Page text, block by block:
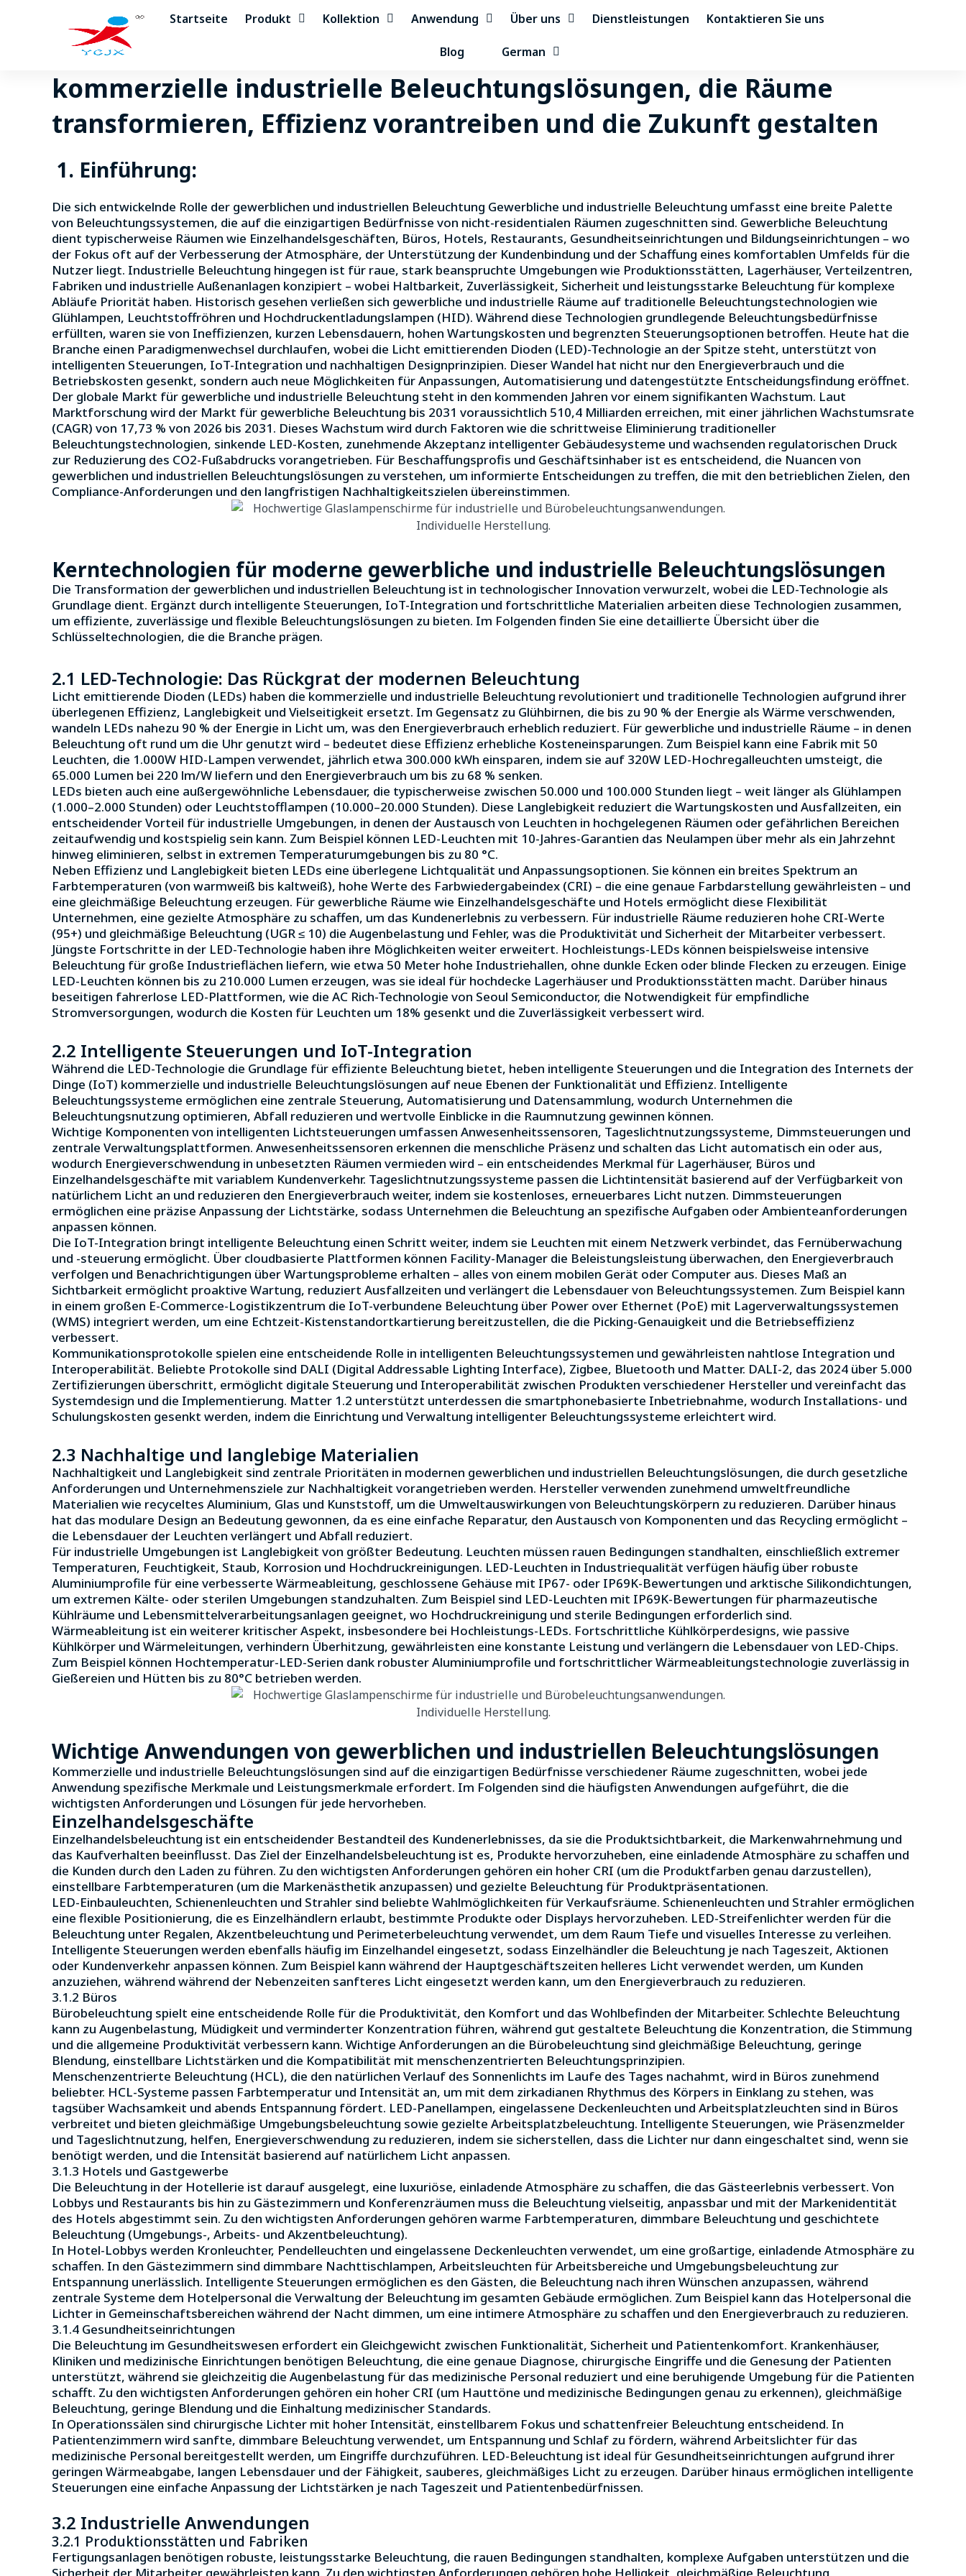
Startseite Produkt Kollektion Anwendung Über uns Dienstleistungen Kontaktieren Sie uns
Blog German
kommerzielle industrielle Beleuchtungslösungen, die Räume
transformieren, Effizienz vorantreiben und die Zukunft gestalten
1. Einführung:
Die sich entwickelnde Rolle der gewerblichen und industriellen Beleuchtung Gewerbliche und industrielle Beleuchtung umfasst eine breite Palette
von Beleuchtungssystemen, die auf die einzigartigen Bedürfnisse von nicht-residentialen Räumen zugeschnitten sind. Gewerbliche Beleuchtung
dient typischerweise Räumen wie Einzelhandelsgeschäften, Büros, Hotels, Restaurants, Gesundheitseinrichtungen und Bildungseinrichtungen – wo
der Fokus oft auf der Verbesserung der Atmosphäre, der Unterstützung der Kundenbindung und der Schaffung eines komfortablen Umfelds für die
Nutzer liegt. Industrielle Beleuchtung hingegen ist für raue, stark beanspruchte Umgebungen wie Produktionsstätten, Lagerhäuser, Verteilzentren,
Fabriken und industrielle Außenanlagen konzipiert – wobei Haltbarkeit, Zuverlässigkeit, Sicherheit und leistungsstarke Beleuchtung für komplexe
Abläufe Priorität haben. Historisch gesehen verließen sich gewerbliche und industrielle Räume auf traditionelle Beleuchtungstechnologien wie
Glühlampen, Leuchtstoffröhren und Hochdruckentladungslampen (HID). Während diese Technologien grundlegende Beleuchtungsbedürfnisse
erfüllten, waren sie von Ineffizienzen, kurzen Lebensdauern, hohen Wartungskosten und begrenzten Steuerungsoptionen betroffen. Heute hat die
Branche einen Paradigmenwechsel durchlaufen, wobei die Licht emittierenden Dioden (LED)-Technologie an der Spitze steht, unterstützt von
intelligenten Steuerungen, IoT-Integration und nachhaltigen Designprinzipien. Dieser Wandel hat nicht nur den Energieverbrauch und die
Betriebskosten gesenkt, sondern auch neue Möglichkeiten für Anpassungen, Automatisierung und datengestützte Entscheidungsfindung eröffnet.
Der globale Markt für gewerbliche und industrielle Beleuchtung steht in den kommenden Jahren vor einem signifikanten Wachstum. Laut
Marktforschung wird der Markt für gewerbliche Beleuchtung bis 2031 voraussichtlich 510,4 Milliarden erreichen, mit einer jährlichen Wachstumsrate
(CAGR) von 17,73 % von 2026 bis 2031. Dieses Wachstum wird durch Faktoren wie die schrittweise Eliminierung traditioneller
Beleuchtungstechnologien, sinkende LED-Kosten, zunehmende Akzeptanz intelligenter Gebäudesysteme und wachsenden regulatorischen Druck
zur Reduzierung des CO2-Fußabdrucks vorangetrieben. Für Beschaffungsprofis und Geschäftsinhaber ist es entscheidend, die Nuancen von
gewerblichen und industriellen Beleuchtungslösungen zu verstehen, um informierte Entscheidungen zu treffen, die mit den betrieblichen Zielen, den
Compliance-Anforderungen und den langfristigen Nachhaltigkeitszielen übereinstimmen.
Kerntechnologien für moderne gewerbliche und industrielle Beleuchtungslösungen
Die Transformation der gewerblichen und industriellen Beleuchtung ist in technologischer Innovation verwurzelt, wobei die LED-Technologie als
Grundlage dient. Ergänzt durch intelligente Steuerungen, IoT-Integration und fortschrittliche Materialien arbeiten diese Technologien zusammen,
um effiziente, zuverlässige und flexible Beleuchtungslösungen zu bieten. Im Folgenden finden Sie eine detaillierte Übersicht über die
Schlüsseltechnologien, die die Branche prägen.
2.1 LED-Technologie: Das Rückgrat der modernen Beleuchtung
Licht emittierende Dioden (LEDs) haben die kommerzielle und industrielle Beleuchtung revolutioniert und traditionelle Technologien aufgrund ihrer
überlegenen Effizienz, Langlebigkeit und Vielseitigkeit ersetzt. Im Gegensatz zu Glühbirnen, die bis zu 90 % der Energie als Wärme verschwenden,
wandeln LEDs nahezu 90 % der Energie in Licht um, was den Energieverbrauch erheblich reduziert. Für gewerbliche und industrielle Räume – in denen
Beleuchtung oft rund um die Uhr genutzt wird – bedeutet diese Effizienz erhebliche Kosteneinsparungen. Zum Beispiel kann eine Fabrik mit 50
Leuchten, die 1.000W HID-Lampen verwendet, jährlich etwa 300.000 kWh einsparen, indem sie auf 320W LED-Hochregalleuchten umsteigt, die
65.000 Lumen bei 220 lm/W liefern und den Energieverbrauch um bis zu 68 % senken.
LEDs bieten auch eine außergewöhnliche Lebensdauer, die typischerweise zwischen 50.000 und 100.000 Stunden liegt – weit länger als Glühlampen
(1.000–2.000 Stunden) oder Leuchtstofflampen (10.000–20.000 Stunden). Diese Langlebigkeit reduziert die Wartungskosten und Ausfallzeiten, ein
entscheidender Vorteil für industrielle Umgebungen, in denen der Austausch von Leuchten in hochgelegenen Räumen oder gefährlichen Bereichen
zeitaufwendig und kostspielig sein kann. Zum Beispiel können LED-Leuchten mit 10-Jahres-Garantien das Neulampen über mehr als ein Jahrzehnt
hinweg eliminieren, selbst in extremen Temperaturumgebungen bis zu 80 °C.
Neben Effizienz und Langlebigkeit bieten LEDs eine überlegene Lichtqualität und Anpassungsoptionen. Sie können ein breites Spektrum an
Farbtemperaturen (von warmweiß bis kaltweiß), hohe Werte des Farbwiedergabeindex (CRI) – die eine genaue Farbdarstellung gewährleisten – und
eine gleichmäßige Beleuchtung erzeugen. Für gewerbliche Räume wie Einzelhandelsgeschäfte und Hotels ermöglicht diese Flexibilität
Unternehmen, eine gezielte Atmosphäre zu schaffen, um das Kundenerlebnis zu verbessern. Für industrielle Räume reduzieren hohe CRI-Werte
(95+) und gleichmäßige Beleuchtung (UGR ≤ 10) die Augenbelastung und Fehler, was die Produktivität und Sicherheit der Mitarbeiter verbessert.
Jüngste Fortschritte in der LED-Technologie haben ihre Möglichkeiten weiter erweitert. Hochleistungs-LEDs können beispielsweise intensive
Beleuchtung für große Industrieflächen liefern, wie etwa 50 Meter hohe Industriehallen, ohne dunkle Ecken oder blinde Flecken zu erzeugen. Einige
LED-Leuchten können bis zu 210.000 Lumen erzeugen, was sie ideal für hochdecke Lagerhäuser und Produktionsstätten macht. Darüber hinaus
beseitigen fahrerlose LED-Plattformen, wie die AC Rich-Technologie von Seoul Semiconductor, die Notwendigkeit für empfindliche
Stromversorgungen, wodurch die Kosten für Leuchten um 18% gesenkt und die Zuverlässigkeit verbessert wird.
2.2 Intelligente Steuerungen und IoT-Integration
Während die LED-Technologie die Grundlage für effiziente Beleuchtung bietet, heben intelligente Steuerungen und die Integration des Internets der
Dinge (IoT) kommerzielle und industrielle Beleuchtungslösungen auf neue Ebenen der Funktionalität und Effizienz. Intelligente
Beleuchtungssysteme ermöglichen eine zentrale Steuerung, Automatisierung und Datensammlung, wodurch Unternehmen die
Beleuchtungsnutzung optimieren, Abfall reduzieren und wertvolle Einblicke in die Raumnutzung gewinnen können.
Wichtige Komponenten von intelligenten Lichtsteuerungen umfassen Anwesenheitssensoren, Tageslichtnutzungssysteme, Dimmsteuerungen und
zentrale Verwaltungsplattformen. Anwesenheitssensoren erkennen die menschliche Präsenz und schalten das Licht automatisch ein oder aus,
wodurch Energieverschwendung in unbesetzten Räumen vermieden wird – ein entscheidendes Merkmal für Lagerhäuser, Büros und
Einzelhandelsgeschäfte mit variablem Kundenverkehr. Tageslichtnutzungssysteme passen die Lichtintensität basierend auf der Verfügbarkeit von
natürlichem Licht an und reduzieren den Energieverbrauch weiter, indem sie kostenloses, erneuerbares Licht nutzen. Dimmsteuerungen
ermöglichen eine präzise Anpassung der Lichtstärke, sodass Unternehmen die Beleuchtung an spezifische Aufgaben oder Ambienteanforderungen
anpassen können.
Die IoT-Integration bringt intelligente Beleuchtung einen Schritt weiter, indem sie Leuchten mit einem Netzwerk verbindet, das Fernüberwachung
und -steuerung ermöglicht. Über cloudbasierte Plattformen können Facility-Manager die Beleistungsleistung überwachen, den Energieverbrauch
verfolgen und Benachrichtigungen über Wartungsprobleme erhalten – alles von einem mobilen Gerät oder Computer aus. Dieses Maß an
Sichtbarkeit ermöglicht proaktive Wartung, reduziert Ausfallzeiten und verlängert die Lebensdauer von Beleuchtungssystemen. Zum Beispiel kann
in einem großen E-Commerce-Logistikzentrum die IoT-verbundene Beleuchtung über Power over Ethernet (PoE) mit Lagerverwaltungssystemen
(WMS) integriert werden, um eine Echtzeit-Kistenstandortkartierung bereitzustellen, die die Picking-Genauigkeit und die Betriebseffizienz
verbessert.
Kommunikationsprotokolle spielen eine entscheidende Rolle in intelligenten Beleuchtungssystemen und gewährleisten nahtlose Integration und
Interoperabilität. Beliebte Protokolle sind DALI (Digital Addressable Lighting Interface), Zigbee, Bluetooth und Matter. DALI-2, das 2024 über 5.000
Zertifizierungen überschritt, ermöglicht digitale Steuerung und Interoperabilität zwischen Produkten verschiedener Hersteller und vereinfacht das
Systemdesign und die Implementierung. Matter 1.2 unterstützt unterdessen die smartphonebasierte Inbetriebnahme, wodurch Installations- und
Schulungskosten gesenkt werden, indem die Einrichtung und Verwaltung intelligenter Beleuchtungssysteme erleichtert wird.
2.3 Nachhaltige und langlebige Materialien
Nachhaltigkeit und Langlebigkeit sind zentrale Prioritäten in modernen gewerblichen und industriellen Beleuchtungslösungen, die durch gesetzliche
Anforderungen und Unternehmensziele zur Nachhaltigkeit vorangetrieben werden. Hersteller verwenden zunehmend umweltfreundliche
Materialien wie recyceltes Aluminium, Glas und Kunststoff, um die Umweltauswirkungen von Beleuchtungskörpern zu reduzieren. Darüber hinaus
hat das modulare Design an Bedeutung gewonnen, da es eine einfache Reparatur, den Austausch von Komponenten und das Recycling ermöglicht –
die Lebensdauer der Leuchten verlängert und Abfall reduziert.
Für industrielle Umgebungen ist Langlebigkeit von größter Bedeutung. Leuchten müssen rauen Bedingungen standhalten, einschließlich extremer
Temperaturen, Feuchtigkeit, Staub, Korrosion und Hochdruckreinigungen. LED-Leuchten in Industriequalität verfügen häufig über robuste
Aluminiumprofile für eine verbesserte Wärmeableitung, geschlossene Gehäuse mit IP67- oder IP69K-Bewertungen und arktische Silikondichtungen,
um extremen Kälte- oder sterilen Umgebungen standzuhalten. Zum Beispiel sind LED-Leuchten mit IP69K-Bewertungen für pharmazeutische
Kühlräume und Lebensmittelverarbeitungsanlagen geeignet, wo Hochdruckreinigung und sterile Bedingungen erforderlich sind.
Wärmeableitung ist ein weiterer kritischer Aspekt, insbesondere bei Hochleistungs-LEDs. Fortschrittliche Kühlkörperdesigns, wie passive
Kühlkörper und Wärmeleitungen, verhindern Überhitzung, gewährleisten eine konstante Leistung und verlängern die Lebensdauer von LED-Chips.
Zum Beispiel können Hochtemperatur-LED-Serien dank robuster Aluminiumprofile und fortschrittlicher Wärmeableitungstechnologie zuverlässig in
Gießereien und Hütten bis zu 80°C betrieben werden.
Wichtige Anwendungen von gewerblichen und industriellen Beleuchtungslösungen
Kommerzielle und industrielle Beleuchtungslösungen sind auf die einzigartigen Bedürfnisse verschiedener Räume zugeschnitten, wobei jede
Anwendung spezifische Merkmale und Leistungsmerkmale erfordert. Im Folgenden sind die häufigsten Anwendungen aufgeführt, die die
wichtigsten Anforderungen und Lösungen für jede hervorheben.
Einzelhandelsgeschäfte
Einzelhandelsbeleuchtung ist ein entscheidender Bestandteil des Kundenerlebnisses, da sie die Produktsichtbarkeit, die Markenwahrnehmung und
das Kaufverhalten beeinflusst. Das Ziel der Einzelhandelsbeleuchtung ist es, Produkte hervorzuheben, eine einladende Atmosphäre zu schaffen und
die Kunden durch den Laden zu führen. Zu den wichtigsten Anforderungen gehören ein hoher CRI (um die Produktfarben genau darzustellen),
einstellbare Farbtemperaturen (um die Markenästhetik anzupassen) und gezielte Beleuchtung für Produktpräsentationen.
LED-Einbauleuchten, Schienenleuchten und Strahler sind beliebte Wahlmöglichkeiten für Verkaufsräume. Schienenleuchten und Strahler ermöglichen
eine flexible Positionierung, die es Einzelhändlern erlaubt, bestimmte Produkte oder Displays hervorzuheben. LED-Streifenlichter werden für die
Beleuchtung unter Regalen, Akzentbeleuchtung und Perimeterbeleuchtung verwendet, um dem Raum Tiefe und visuelles Interesse zu verleihen.
Intelligente Steuerungen werden ebenfalls häufig im Einzelhandel eingesetzt, sodass Einzelhändler die Beleuchtung je nach Tageszeit, Aktionen
oder Kundenverkehr anpassen können. Zum Beispiel kann während der Hauptgeschäftszeiten helleres Licht verwendet werden, um Kunden
anzuziehen, während während der Nebenzeiten sanfteres Licht eingesetzt werden kann, um den Energieverbrauch zu reduzieren.
3.1.2 Büros
Bürobeleuchtung spielt eine entscheidende Rolle für die Produktivität, den Komfort und das Wohlbefinden der Mitarbeiter. Schlechte Beleuchtung
kann zu Augenbelastung, Müdigkeit und verminderter Konzentration führen, während gut gestaltete Beleuchtung die Konzentration, die Stimmung
und die allgemeine Produktivität verbessern kann. Wichtige Anforderungen an die Bürobeleuchtung sind gleichmäßige Beleuchtung, geringe
Blendung, einstellbare Lichtstärken und die Kompatibilität mit menschenzentrierten Beleuchtungsprinzipien.
Menschenzentrierte Beleuchtung (HCL), die den natürlichen Verlauf des Sonnenlichts im Laufe des Tages nachahmt, wird in Büros zunehmend
beliebter. HCL-Systeme passen Farbtemperatur und Intensität an, um mit dem zirkadianen Rhythmus des Körpers in Einklang zu stehen, was
tagsüber Wachsamkeit und abends Entspannung fördert. LED-Panellampen, eingelassene Deckenleuchten und Arbeitsplatzleuchten sind in Büros
verbreitet und bieten gleichmäßige Umgebungsbeleuchtung sowie gezielte Arbeitsplatzbeleuchtung. Intelligente Steuerungen, wie Präsenzmelder
und Tageslichtnutzung, helfen, Energieverschwendung zu reduzieren, indem sie sicherstellen, dass die Lichter nur dann eingeschaltet sind, wenn sie
benötigt werden, und die Intensität basierend auf natürlichem Licht anpassen.
3.1.3 Hotels und Gastgewerbe
Die Beleuchtung in der Hotellerie ist darauf ausgelegt, eine luxuriöse, einladende Atmosphäre zu schaffen, die das Gästeerlebnis verbessert. Von
Lobbys und Restaurants bis hin zu Gästezimmern und Konferenzräumen muss die Beleuchtung vielseitig, anpassbar und mit der Markenidentität
des Hotels abgestimmt sein. Zu den wichtigsten Anforderungen gehören warme Farbtemperaturen, dimmbare Beleuchtung und geschichtete
Beleuchtung (Umgebungs-, Arbeits- und Akzentbeleuchtung).
In Hotel-Lobbys werden Kronleuchter, Pendelleuchten und eingelassene Deckenleuchten verwendet, um eine großartige, einladende Atmosphäre zu
schaffen. In den Gästezimmern sind dimmbare Nachttischlampen, Arbeitsleuchten für Arbeitsbereiche und Umgebungsbeleuchtung zur
Entspannung unerlässlich. Intelligente Steuerungen ermöglichen es den Gästen, die Beleuchtung nach ihren Wünschen anzupassen, während
zentrale Systeme dem Hotelpersonal die Verwaltung der Beleuchtung im gesamten Gebäude ermöglichen. Zum Beispiel kann das Hotelpersonal die
Lichter in Gemeinschaftsbereichen während der Nacht dimmen, um eine intimere Atmosphäre zu schaffen und den Energieverbrauch zu reduzieren.
3.1.4 Gesundheitseinrichtungen
Die Beleuchtung im Gesundheitswesen erfordert ein Gleichgewicht zwischen Funktionalität, Sicherheit und Patientenkomfort. Krankenhäuser,
Kliniken und medizinische Einrichtungen benötigen Beleuchtung, die eine genaue Diagnose, chirurgische Eingriffe und die Genesung der Patienten
unterstützt, während sie gleichzeitig die Augenbelastung für das medizinische Personal reduziert und eine beruhigende Umgebung für die Patienten
schafft. Zu den wichtigsten Anforderungen gehören ein hoher CRI (um Hauttöne und medizinische Bedingungen genau zu erkennen), gleichmäßige
Beleuchtung, geringe Blendung und die Einhaltung medizinischer Standards.
In Operationssälen sind chirurgische Lichter mit hoher Intensität, einstellbarem Fokus und schattenfreier Beleuchtung entscheidend. In
Patientenzimmern wird sanfte, dimmbare Beleuchtung verwendet, um Entspannung und Schlaf zu fördern, während Arbeitslichter für das
medizinische Personal bereitgestellt werden, um Eingriffe durchzuführen. LED-Beleuchtung ist ideal für Gesundheitseinrichtungen aufgrund ihrer
geringen Wärmeabgabe, langen Lebensdauer und der Fähigkeit, sauberes, gleichmäßiges Licht zu erzeugen. Darüber hinaus ermöglichen intelligente
Steuerungen eine einfache Anpassung der Lichtstärken je nach Tageszeit und Patientenbedürfnissen.
3.2 Industrielle Anwendungen
3.2.1 Produktionsstätten und Fabriken
Fertigungsanlagen benötigen robuste, leistungsstarke Beleuchtung, die rauen Bedingungen standhalten, komplexe Aufgaben unterstützen und die